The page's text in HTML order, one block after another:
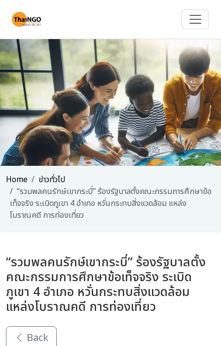
Home
ข่าวทั่วไป
“รวมพลคนรักษ์เขากระบี่” ร้องรัฐบาลตั้งคณะกรรมการศึกษาข้อ
เท็จจริง ระเบิดภูเขา 4 อำเภอ หวั่นกระทบสิ่งแวดล้อม แหล่ง
โบราณคดี การท่องเที่ยว
“รวมพลคนรักษ์เขากระบี่” ร้องรัฐบาลตั้ง
คณะกรรมการศึกษาข้อเท็จจริง ระเบิด
ภูเขา 4 อำเภอ หวั่นกระทบสิ่งแวดล้อม
แหล่งโบราณคดี การท่องเที่ยว
Back